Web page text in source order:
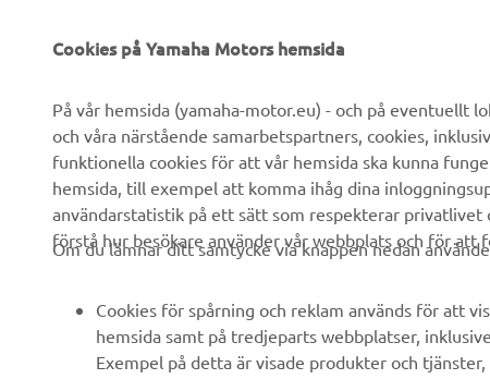
FÖRETAG
Om oss
Nyheter
Yamaha Press
Broschyrer
Bli återförsäljare
Policy för mänskliga
B2B
eBike-system
Myndigheter
Golfbanor
Räddningstjänst
Körskolor
Partnerskap
Teknisk information för
Cookies på Yamaha Motors hemsida
På vår hemsida (yamaha-motor.eu) - och på eventuellt
och våra närstående samarbetspartners, cookies,
funktionella cookies för att vår hemsida ska kunna
hemsida, till exempel att komma ihåg dina
användarstatistik på ett sätt som respekterar
förstå hur besökare använder vår webbplats och för
Om du lämnar ditt samtycke via knappen nedan
Cookies för spårning och reklam används för att
hemsida samt på tredjeparts webbplatser,
Exempel på detta är visade produkter och